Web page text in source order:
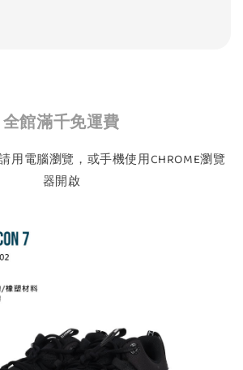
全館滿千免運費
用電腦瀏覽，或手機使用CHROME瀏覽
器開啟